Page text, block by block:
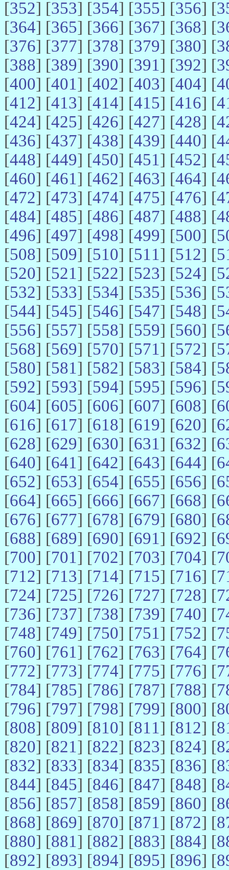
[352] [353] [354] [355] [356] [
[364] [365] [366] [367] [368] [
[376] [377] [378] [379] [380] [
[388] [389] [390] [391] [392] [
[400] [401] [402] [403] [404] [
[412] [413] [414] [415] [416] [
[424] [425] [426] [427] [428] [
[436] [437] [438] [439] [440] [
[448] [449] [450] [451] [452] [
[460] [461] [462] [463] [464] [
[472] [473] [474] [475] [476] [
[484] [485] [486] [487] [488] [
[496] [497] [498] [499] [500] [
[508] [509] [510] [511] [512] [
[520] [521] [522] [523] [524] [
[532] [533] [534] [535] [536] [
[544] [545] [546] [547] [548] [
[556] [557] [558] [559] [560] [
[568] [569] [570] [571] [572] [
[580] [581] [582] [583] [584] [
[592] [593] [594] [595] [596] [
[604] [605] [606] [607] [608] [
[616] [617] [618] [619] [620] [
[628] [629] [630] [631] [632] [
[640] [641] [642] [643] [644] [
[652] [653] [654] [655] [656] [
[664] [665] [666] [667] [668] [
[676] [677] [678] [679] [680] [
[688] [689] [690] [691] [692] [
[700] [701] [702] [703] [704] [
[712] [713] [714] [715] [716] [
[724] [725] [726] [727] [728] [
[736] [737] [738] [739] [740] [
[748] [749] [750] [751] [752] [
[760] [761] [762] [763] [764] [
[772] [773] [774] [775] [776] [
[784] [785] [786] [787] [788] [
[796] [797] [798] [799] [800] [
[808] [809] [810] [811] [812] [
[820] [821] [822] [823] [824] [
[832] [833] [834] [835] [836] [
[844] [845] [846] [847] [848] [
[856] [857] [858] [859] [860] [
[868] [869] [870] [871] [872] [
[880] [881] [882] [883] [884] [
[892] [893] [894] [895] [896] [